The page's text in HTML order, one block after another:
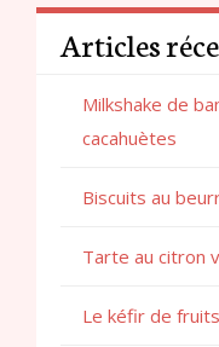
Articles
Milkshake de
cacahuètes
Biscuits au
Tarte au citron
Le kéfir de fruits